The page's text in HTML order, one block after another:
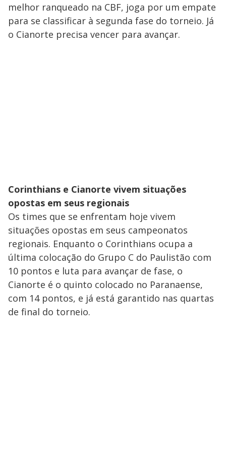
melhor ranqueado na CBF, joga por um empate
para se classificar à segunda fase do torneio. Já
o Cianorte precisa vencer para avançar.
Corinthians e Cianorte vivem situações
opostas em seus regionais
Os times que se enfrentam hoje vivem
situações opostas em seus campeonatos
regionais. Enquanto o Corinthians ocupa a
última colocação do Grupo C do Paulistão com
10 pontos e luta para avançar de fase, o
Cianorte é o quinto colocado no Paranaense,
com 14 pontos, e já está garantido nas quartas
de final do torneio.